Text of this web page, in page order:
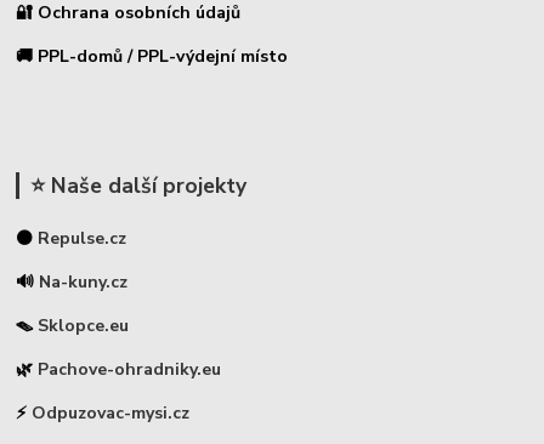
🔐 Ochrana osobních údajů
🚚 PPL-domů / PPL-výdejní místo
⭐ Naše další projekty
⚫ Repulse.cz
🔊 Na-kuny.cz
🪤 Sklopce.eu
🌿 Pachove-ohradniky.eu
⚡ Odpuzovac-mysi.cz